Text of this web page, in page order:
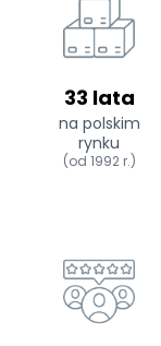
33 lata
na polskim
rynku
(od 1992 r.)